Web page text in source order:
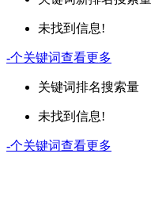
未找到信息!
-个关键词查看更多
关键词排名搜索量
未找到信息!
-个关键词查看更多